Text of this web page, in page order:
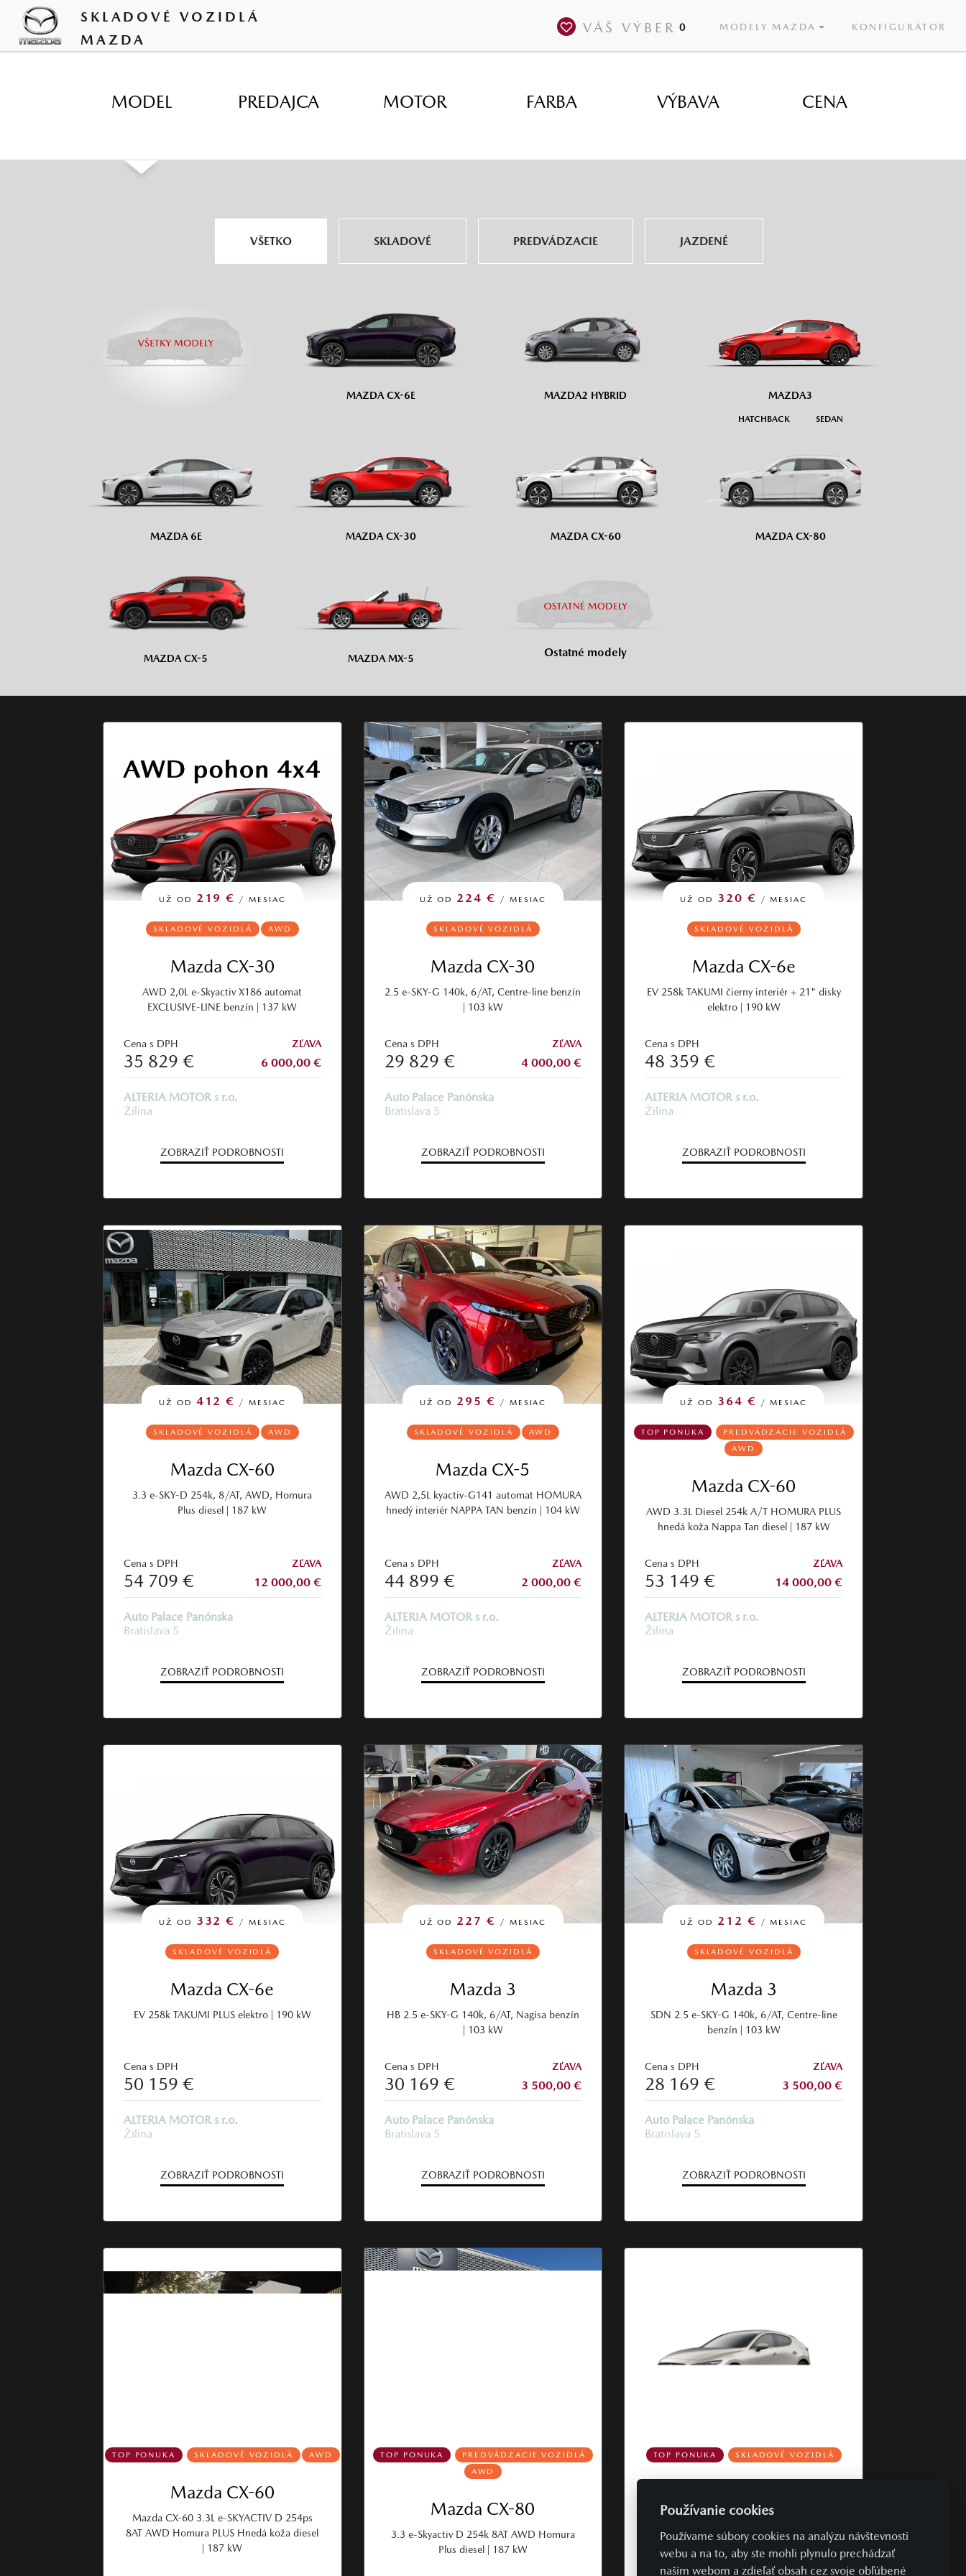
SKLADOVÉ VOZIDLÁ
MAZDA
VÁŠ VÝBER 0 MODELY MAZDA KONFIGURÁTOR
MODEL PREDAJCA MOTOR FARBA VÝBAVA CENA
▼
VŠETKO SKLADOVÉ PREDVÁDZACIE JAZDENÉ
MAZDA CX-6E MAZDA2 HYBRID MAZDA3
HATCHBACK SEDAN
MAZDA 6E MAZDA CX-30 MAZDA CX-60 MAZDA CX-80
MAZDA CX-5 MAZDA MX-5 Ostatné modely
UŽ OD 219 € / MESIAC
SKLADOVÉ VOZIDLÁ AWD
Mazda CX-30
AWD 2,0L e-Skyactiv X186 automat
EXCLUSIVE-LINE benzín | 137 kW
Cena s DPH
35 829 €
ZĽAVA
6 000,00 €
ALTERIA MOTOR s r.o.
Žilina
ZOBRAZIŤ PODROBNOSTI
UŽ OD 224 € / MESIAC
SKLADOVÉ VOZIDLÁ
Mazda CX-30
2.5 e-SKY-G 140k, 6/AT, Centre-line benzín
| 103 kW
Cena s DPH
29 829 €
ZĽAVA
4 000,00 €
Auto Palace Panónska
Bratislava 5
ZOBRAZIŤ PODROBNOSTI
UŽ OD 320 € / MESIAC
SKLADOVÉ VOZIDLÁ
Mazda CX-6e
EV 258k TAKUMI čierny interiér + 21" disky
elektro | 190 kW
Cena s DPH
48 359 €
ALTERIA MOTOR s r.o.
Žilina
ZOBRAZIŤ PODROBNOSTI
UŽ OD 412 € / MESIAC
SKLADOVÉ VOZIDLÁ AWD
Mazda CX-60
3.3 e-SKY-D 254k, 8/AT, AWD, Homura
Plus diesel | 187 kW
Cena s DPH
54 709 €
ZĽAVA
12 000,00 €
Auto Palace Panónska
Bratislava 5
ZOBRAZIŤ PODROBNOSTI
UŽ OD 295 € / MESIAC
SKLADOVÉ VOZIDLÁ AWD
Mazda CX-5
AWD 2,5L kyactiv-G141 automat HOMURA
hnedý interiér NAPPA TAN benzín | 104 kW
Cena s DPH
44 899 €
ZĽAVA
2 000,00 €
ALTERIA MOTOR s r.o.
Žilina
ZOBRAZIŤ PODROBNOSTI
UŽ OD 364 € / MESIAC
TOP PONUKA
PREDVÁDZACIE VOZIDLÁ
AWD
Mazda CX-60
AWD 3.3L Diesel 254k A/T HOMURA PLUS
hnedá koža Nappa Tan diesel | 187 kW
Cena s DPH
53 149 €
ZĽAVA
14 000,00 €
ALTERIA MOTOR s r.o.
Žilina
ZOBRAZIŤ PODROBNOSTI
UŽ OD 332 € / MESIAC
SKLADOVÉ VOZIDLÁ
Mazda CX-6e
EV 258k TAKUMI PLUS elektro | 190 kW
Cena s DPH
50 159 €
ALTERIA MOTOR s r.o.
Žilina
ZOBRAZIŤ PODROBNOSTI
UŽ OD 227 € / MESIAC
SKLADOVÉ VOZIDLÁ
Mazda 3
HB 2.5 e-SKY-G 140k, 6/AT, Nagisa benzín
| 103 kW
Cena s DPH
30 169 €
ZĽAVA
3 500,00 €
Auto Palace Panónska
Bratislava 5
ZOBRAZIŤ PODROBNOSTI
UŽ OD 212 € / MESIAC
SKLADOVÉ VOZIDLÁ
Mazda 3
SDN 2.5 e-SKY-G 140k, 6/AT, Centre-line
benzín | 103 kW
Cena s DPH
28 169 €
ZĽAVA
3 500,00 €
Auto Palace Panónska
Bratislava 5
ZOBRAZIŤ PODROBNOSTI
TOP PONUKA SKLADOVÉ VOZIDLÁ AWD
Mazda CX-60
Mazda CX-60 3.3L e-SKYACTIV D 254ps
8AT AWD Homura PLUS Hnedá koža diesel
| 187 kW
TOP PONUKA
PREDVÁDZACIE VOZIDLÁ
AWD
Mazda CX-80
3.3 e-Skyactiv D 254k 8AT AWD Homura
Plus diesel | 187 kW
TOP PONUKA SKLADOVÉ VOZIDLÁ
2.5L e‑SKYACTIV G 140k 6AT Centre‑Line
Style pack benzín | 103 kW
Používanie cookies
Používame súbory cookies na analýzu návštevnosti
webu a na to, aby ste mohli plynulo prechádzať
naším webom a zdieľať obsah cez svoje obľúbené